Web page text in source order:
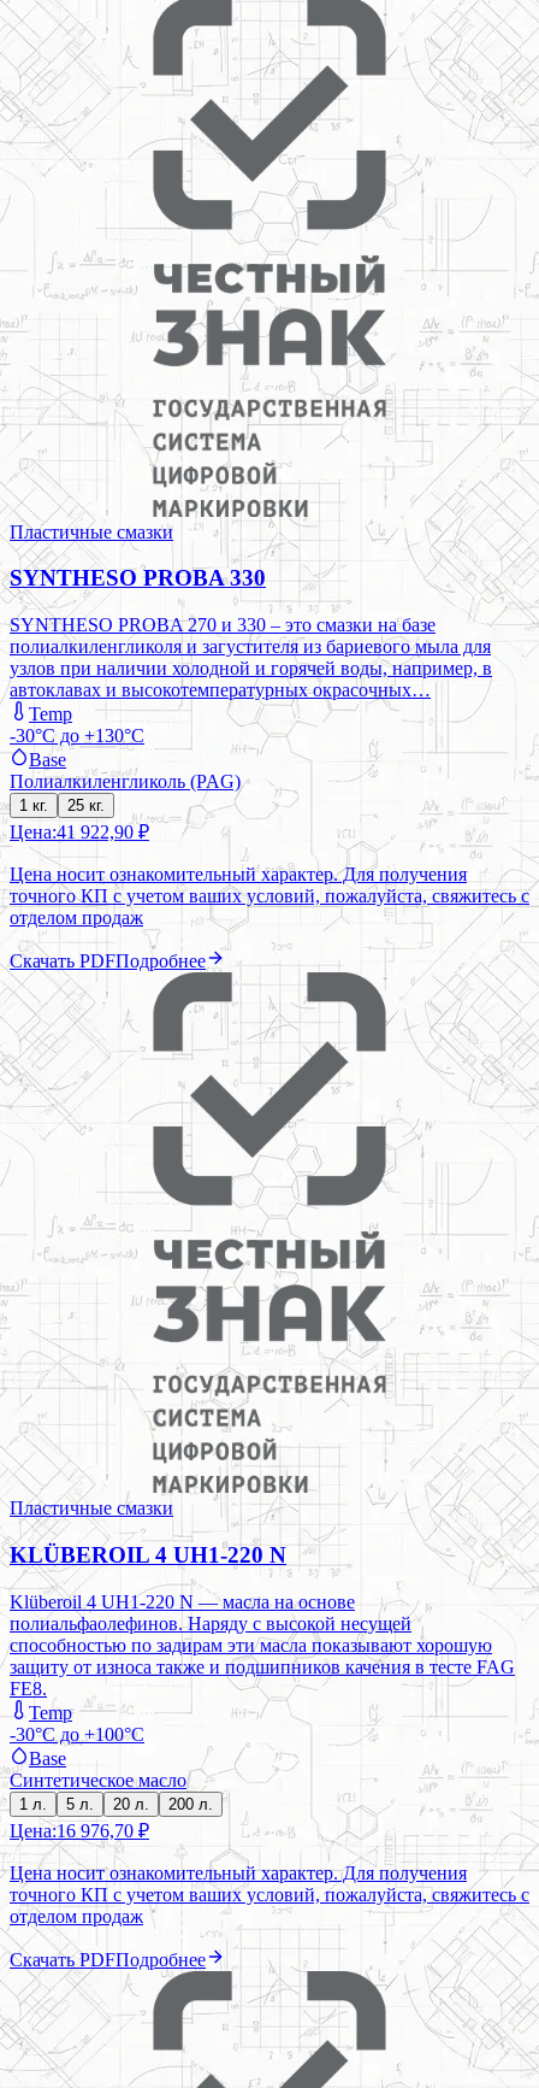
Пластичные смазки
SYNTHESO PROBA 330
SYNTHESO PROBA 270 и 330 – это смазки на базе
полиалкиленгликоля и загустителя из бариевого мыла для
узлов при наличии холодной и горячей воды, например, в
автоклавах и высокотемпературных окрасочных…
Temp
-30°C до +130°C
Base
Полиалкиленгликоль (PAG)
1 кг. 25 кг.
Цена:41 922,90 ₽
Цена носит ознакомительный характер. Для получения
точного КП с учетом ваших условий, пожалуйста, свяжитесь с
отделом продаж
Скачать PDFПодробнее
Пластичные смазки
KLÜBEROIL 4 UH1-220 N
Klüberoil 4 UH1-220 N — масла на основе
полиальфаолефинов. Наряду с высокой несущей
способностью по задирам эти масла показывают хорошую
защиту от износа также и подшипников качения в тесте FAG
FE8.
Temp
-30°C до +100°C
Base
Синтетическое масло
1 л. 5 л. 20 л. 200 л.
Цена:16 976,70 ₽
Цена носит ознакомительный характер. Для получения
точного КП с учетом ваших условий, пожалуйста, свяжитесь с
отделом продаж
Скачать PDFПодробнее